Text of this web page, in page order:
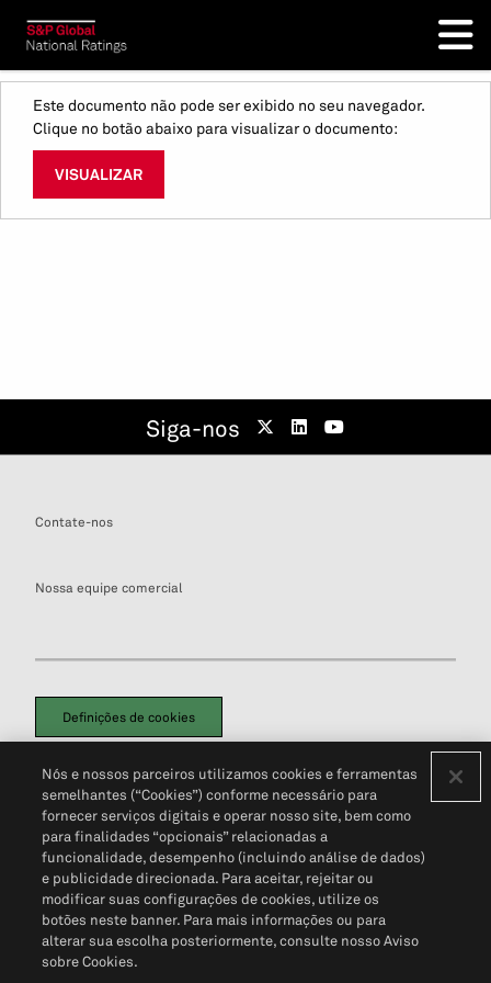
Este documento não pode ser exibido no seu navegador.
Clique no botão abaixo para visualizar o documento:
VISUALIZAR
Siga-nos
Contate-nos
Nossa equipe comercial
Definições de cookies
Política de PrivacidadePortal de privacidade do cliente (em inglês)
Não Venda Minhas Informações Pessoais© 2026 S&P Global
Nós e nossos parceiros utilizamos cookies e ferramentas
semelhantes (“Cookies”) conforme necessário para
fornecer serviços digitais e operar nosso site, bem como
para finalidades “opcionais” relacionadas a
funcionalidade, desempenho (incluindo análise de dados)
e publicidade direcionada. Para aceitar, rejeitar ou
modificar suas configurações de cookies, utilize os
botões neste banner. Para mais informações ou para
alterar sua escolha posteriormente, consulte nosso Aviso
sobre Cookies.